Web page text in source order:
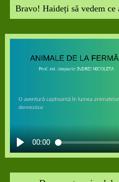
Bravo! Haideți să vedem ce
00:00